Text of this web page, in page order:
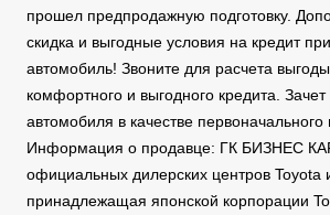
прошел предпродажную подготовку.
скидка и выгодные условия на кредит
автомобиль! Звоните для расчета
комфортного и выгодного кредита.
автомобиля в качестве первоначального
Информация о продавце: ГК БИЗНЕС
официальных дилерских центров Toyota
принадлежащая японской корпорации